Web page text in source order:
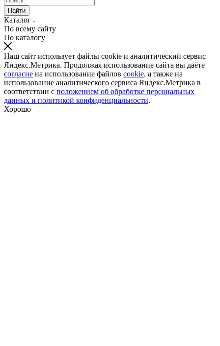
Найти
Каталог
По всему сайту
По каталогу
Наш сайт использует файлы cookie и аналитический сервис
Яндекс.Метрика. Продолжая использование сайта вы даёте
согласие на использование файлов cookie, а также на
использование аналитического сервиса Яндекс.Метрика в
соответствии с положением об обработке персональных
данных и политикой конфиденциальности.
Хорошо